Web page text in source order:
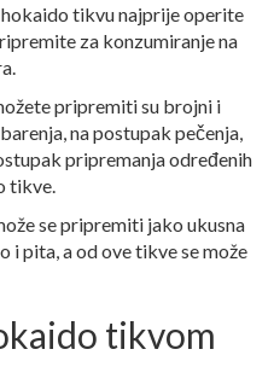
tikvu najprije operite
za konzumiranje na
pripremiti su brojni i
na postupak pečenja,
pripremanja određenih
tikve.
se pripremiti jako ukusna
i pita, a od ove tikve se može
tikvom